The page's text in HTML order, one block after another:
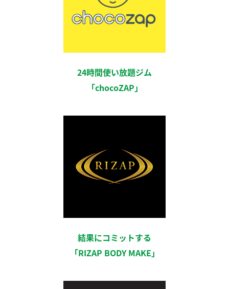
24時間使い放題ジム
「chocoZAP」
結果にコミットする
「RIZAP BODY MAKE」